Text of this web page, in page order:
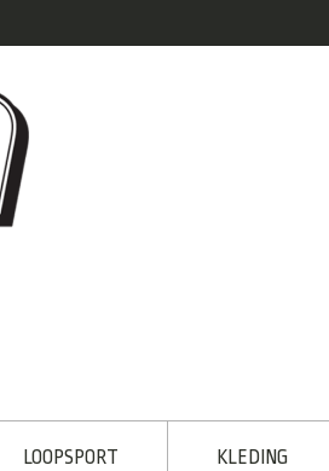
LOOPSPORT KLEDING